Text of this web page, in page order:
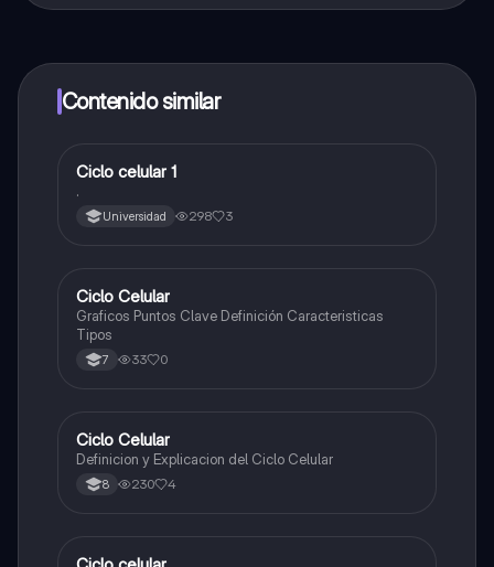
a determinadas funciones.
Contenido similar
Biologia
Ciclo celular 1
.
Universidad 298 3
Biologia
Ciclo Celular
Graficos Puntos Clave Definición Caracteristicas
Tipos
7 33 0
Biologia
Ciclo Celular
Definicion y Explicacion del Ciclo Celular
8 230 4
Biologia